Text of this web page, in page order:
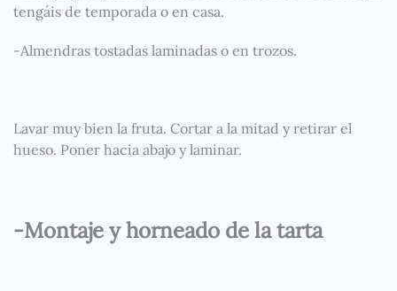
tengáis de temporada o en casa.
-Almendras tostadas laminadas o en trozos.
Lavar muy bien la fruta. Cortar a la mitad y retirar el
hueso. Poner hacia abajo y laminar.
-Montaje y horneado de la tarta